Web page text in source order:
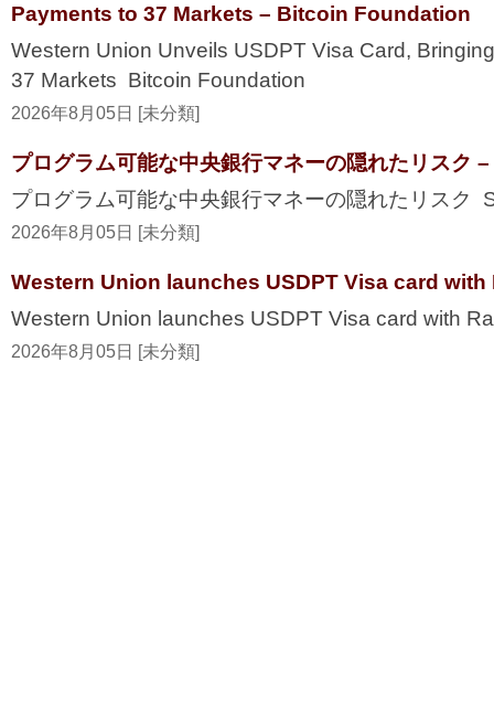
Payments to 37 Markets – Bitcoin Foundation
Western Union Unveils USDPT Visa Card,
37 Markets Bitcoin Foundation
2026年8月05日 [未分類]
プログラム可能な中央銀行マネーの隠れたリスク
プログラム可能な中央銀行マネーの隠れたリスク
2026年8月05日 [未分類]
Western Union launches USDPT Visa card
Western Union launches USDPT Visa card with
2026年8月05日 [未分類]